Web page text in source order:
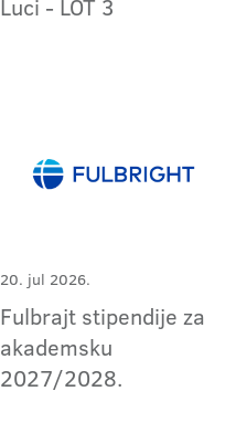
20. jul 2026.
Fulbrajt stipendije za
akademsku
2027/2028.